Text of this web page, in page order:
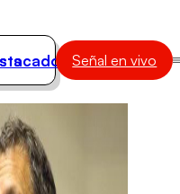
Señal en vivo